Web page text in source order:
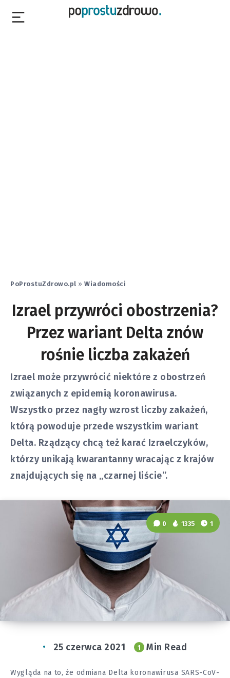
PoProstuZdrowo.pl » Wiadomości
Izrael przywróci obostrzenia?
Przez wariant Delta znów
rośnie liczba zakażeń
Izrael może przywrócić niektóre z obostrzeń
związanych z epidemią koronawirusa.
Wszystko przez nagły wzrost liczby zakażeń,
którą powoduje przede wszystkim wariant
Delta. Rządzący chcą też karać Izraelczyków,
którzy unikają kwarantanny wracając z krajów
znajdujących się na „czarnej liście”.
0 1335 1
25 czerwca 2021 1 Min Read
Wygląda na to, że odmiana Delta koronawirusa SARS-CoV-